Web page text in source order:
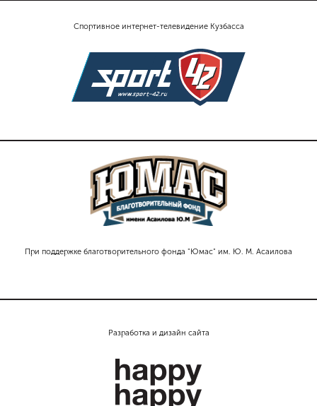
Спортивное интернет-телевидение Кузбасса
При поддержке благотворительного фонда "Юмас" им. Ю. М. Асаилова
Разработка и дизайн сайта